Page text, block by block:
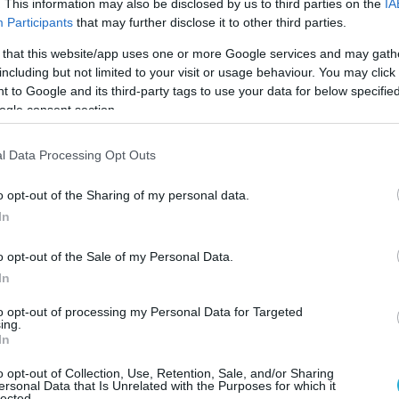
This information may also be disclosed by us to third parties on the
Participants that may further disclose it to other third parties.
that this website/app uses one or more Google services and may
but not limited to your visit or usage behaviour. You may
to Google and its third-party tags to use your data for below
consent section.
Data Processing Opt Outs
opt-out of the Sharing of my personal data.
opt-out of the Sale of my Personal Data.
opt-out of processing my Personal Data for Targeted
opt-out of Collection, Use, Retention, Sale, and/or Sharing
Data that Is Unrelated with the Purposes for which it
Α1 ΑΝΔΡΩΝ 13/03/2021
Ψάρρας : «Είναι σα να έχουμε πάρει ένα μίνι
Χαρούμενος και απόλυτα ικανοποιημένος από τη νίκη, αλλά και
θέση του Μίλωνα που ολοκλήρωσε με χαμόγελα την κανονική
του πρωταθλήματος δήλωσε ο Σάκης Ψάρρας μετά τον αγώνα
Ψάρρας : «Δείξαμε δείγματα προόδου βλέποντας τη
σεζόν»
στον Ολυμπιακό ο Σάκης Ψάρρας που δήλωσε ικανοποιημένος